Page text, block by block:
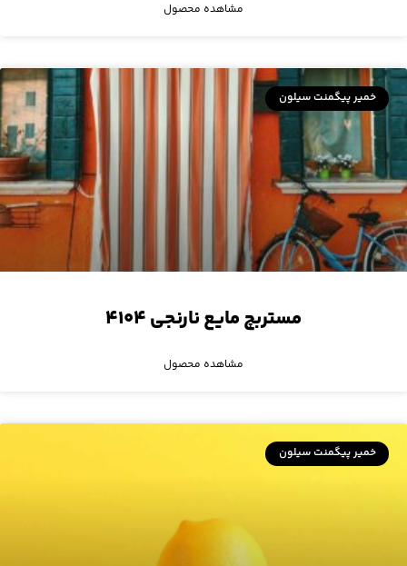
مشاهده محصول
خمیر پیگمنت سیلون
مستربچ مایع نارنجی ۴۱۰۴
مشاهده محصول
خمیر پیگمنت سیلون